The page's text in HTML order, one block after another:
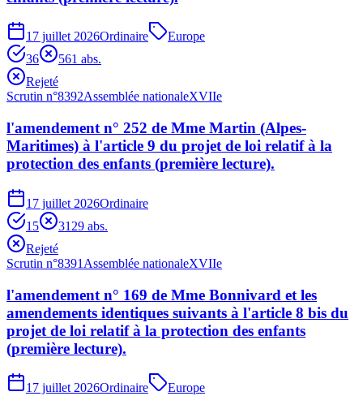
17 juillet 2026Ordinaire
Europe
36
561 abs.
Rejeté
Scrutin n°8392Assemblée nationaleXVIIe
l'amendement n° 252 de Mme Martin (Alpes-
Maritimes) à l'article 9 du projet de loi relatif à la
protection des enfants (première lecture).
17 juillet 2026Ordinaire
15
31 29 abs.
Rejeté
Scrutin n°8391 Assemblée nationaleXVIIe
l'amendement n° 169 de Mme Bonnivard et les
amendements identiques suivants à l'article 8 bis du
projet de loi relatif à la protection des enfants
(première lecture).
17 juillet 2026Ordinaire
Europe